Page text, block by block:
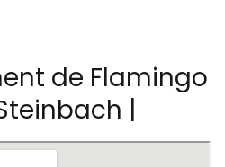
de Flamingo
|